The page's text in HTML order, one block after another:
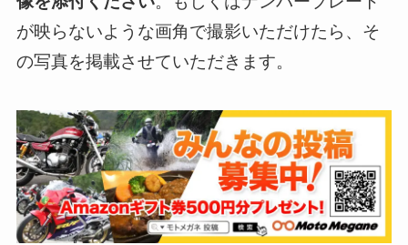
が映らないような画角で撮影いただけたら、そ
の写真を掲載させていただきます。